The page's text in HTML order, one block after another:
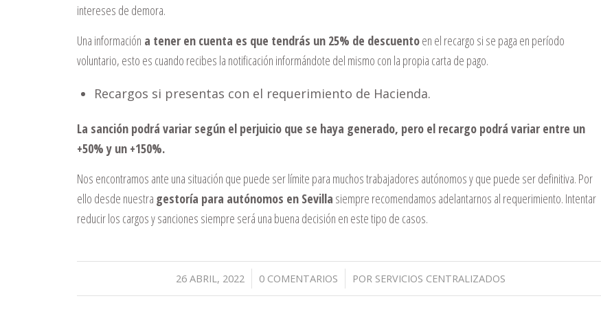
intereses de demora.
Una información a tener en cuenta es que tendrás un 25% de descuentoen el recargo si se paga en período
voluntario, esto es cuando recibes la notificación informándote del mismo con la propia carta de pago.
Recargos si presentas con el requerimiento de Hacienda.
La sanción podrá variar según el perjuicio que se haya generado, pero el recargo podrá variar entre un
+50% y un +150%.
Nos encontramos ante una situación que puede ser límite para muchos trabajadores autónomos y que puede ser definitiva. Por
ello desde nuestra gestoría para autónomos en Sevilla siempre recomendamos adelantarnos al requerimiento. Intentar
reducir los cargos y sanciones siempre será una buena decisión en este tipo de casos.
26 ABRIL, 2022
/ 0 COMENTARIOS
/ POR SERVICIOS CENTRALIZADOS